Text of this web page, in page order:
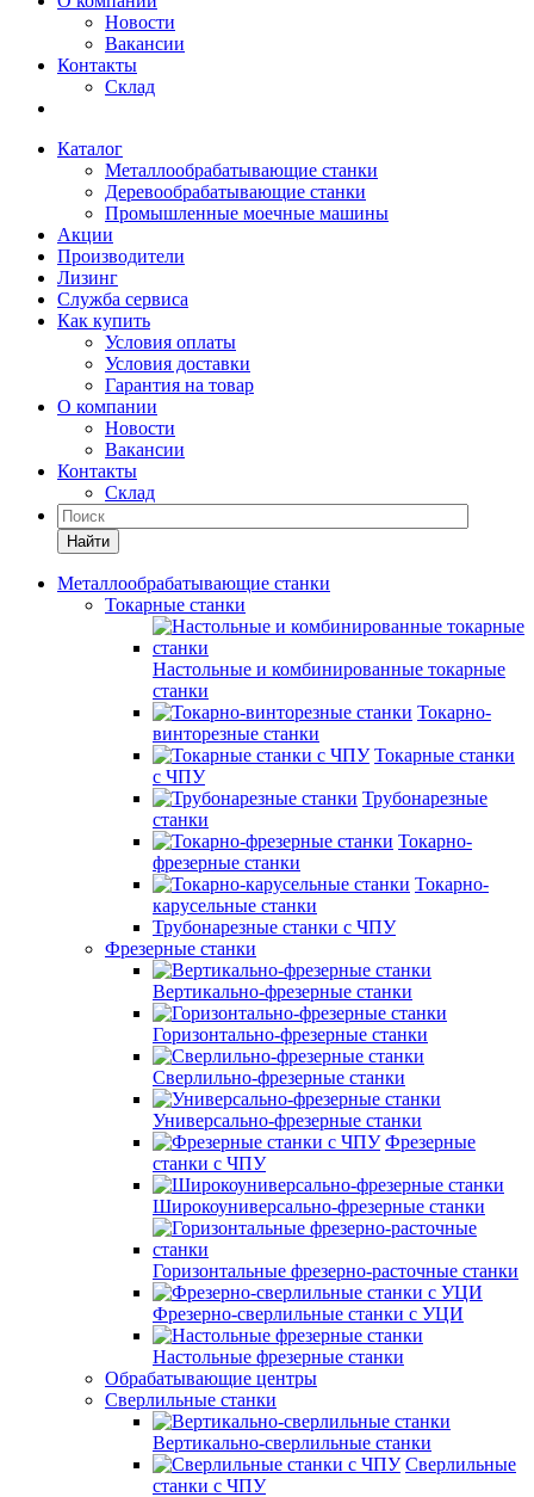
Новости
Вакансии
Контакты
Склад
Каталог
Металлообрабатывающие станки
Деревообрабатывающие станки
Промышленные моечные машины
Акции
Производители
Лизинг
Служба сервиса
Как купить
Условия оплаты
Условия доставки
Гарантия на товар
О компании
Новости
Вакансии
Контакты
Склад
Найти
Металлообрабатывающие станки
Токарные станки
Настольные и комбинированные токарные
станки
Токарно-
винторезные станки
Токарные станки
с ЧПУ
Трубонарезные
станки
Токарно-
фрезерные станки
Токарно-
карусельные станки
Трубонарезные станки с ЧПУ
Фрезерные станки
Вертикально-фрезерные станки
Горизонтально-фрезерные станки
Сверлильно-фрезерные станки
Универсально-фрезерные станки
Фрезерные
станки с ЧПУ
Широкоуниверсально-фрезерные станки
Горизонтальные фрезерно-расточные станки
Фрезерно-сверлильные станки с УЦИ
Настольные фрезерные станки
Обрабатывающие центры
Сверлильные станки
Вертикально-сверлильные станки
Сверлильные
станки с ЧПУ